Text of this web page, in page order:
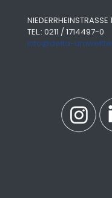
TEL.: 0211 / 1714497-0
info@delta-